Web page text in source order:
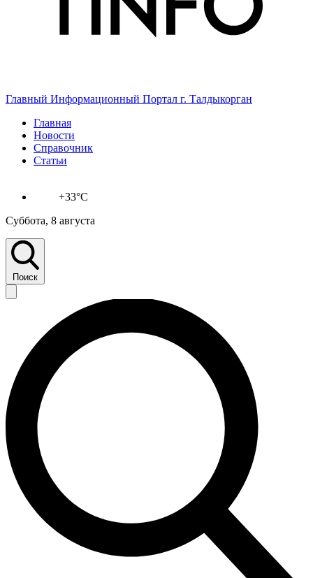
Главный Информационный Портал г. Талдыкорган
Главная
Новости
Справочник
Статьи
+33°C
Суббота, 8 августа
Поиск